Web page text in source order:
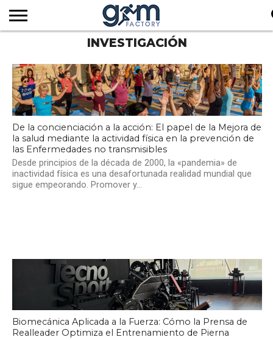
TV
SOCIOS
SECTOR
INVESTIGACIÓN
De la concienciación a la acción: El papel de la Mejora de
la salud mediante la actividad física en la prevención de
las Enfermedades no transmisibles
Desde principios de la década de 2000, la «pandemia» de
inactividad física es una desafortunada realidad mundial que
sigue empeorando. Promover y...
Biomecánica Aplicada a la Fuerza: Cómo la Prensa de
Realleader Optimiza el Entrenamiento de Pierna